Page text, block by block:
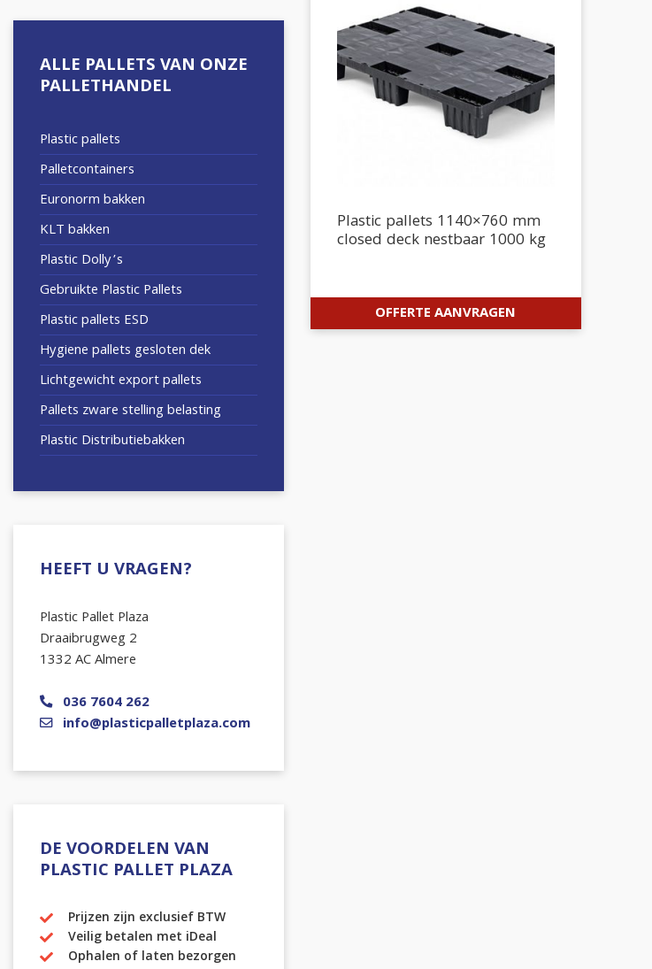
ALLE PALLETS VAN ONZE
PALLETHANDEL
Plastic pallets
Palletcontainers
Euronorm bakken
KLT bakken
Plastic Dolly’s
Gebruikte Plastic Pallets
Plastic pallets ESD
Hygiene pallets gesloten dek
Lichtgewicht export pallets
Pallets zware stelling belasting
Plastic Distributiebakken
HEEFT U VRAGEN?
Plastic Pallet Plaza
Draaibrugweg 2
1332 AC Almere
036 7604 262
info@plasticpalletplaza.com
DE VOORDELEN VAN
PLASTIC PALLET PLAZA
Prijzen zijn exclusief BTW
Veilig betalen met iDeal
Ophalen of laten bezorgen
Plastic pallets 1140×760 mm
closed deck nestbaar 1000 kg
OFFERTE AANVRAGEN